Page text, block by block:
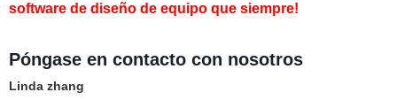
software de diseño de equipo que siempre!
Póngase en contacto con nosotros
Linda zhang